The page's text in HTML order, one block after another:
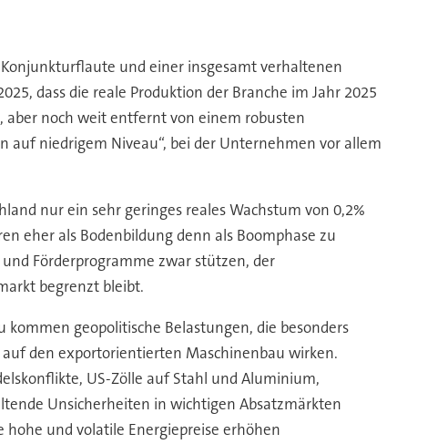
und einer insgesamt verhaltenen
dass die reale Produktion der Branche im Jahr 2025
noch weit entfernt von einem robusten
auf niedrigem Niveau“, bei der Unternehmen vor allem
nur ein sehr geringes reales Wachstum von 0,2%
eher als Bodenbildung denn als Boomphase zu
und Förderprogramme zwar stützen, der
begrenzt bleibt.
kommen geopolitische Belastungen, die besonders
auf den exportorientierten Maschinenbau wirken.
US-Zölle auf Stahl und Aluminium,
Unsicherheiten in wichtigen Absatzmärkten
hohe und volatile Energiepreise erhöhen